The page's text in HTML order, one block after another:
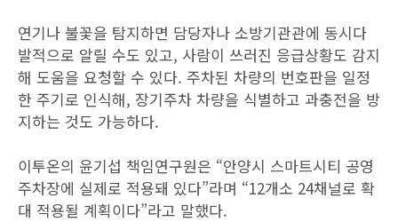
연기나 불꽃을 탐지하면 담당자나 소방기관관에 동시다
발적으로 알릴 수도 있고, 사람이 쓰러진 응급상황도 감지
해 도움을 요청할 수 있다. 주차된 차량의 번호판을 일정
한 주기로 인식해, 장기주차 차량을 식별하고 과충전을 방
지하는 것도 가능하다.
이투온의 윤기섭 책임연구원은 “안양시 스마트시티 공영
주차장에 실제로 적용돼 있다”라며 “12개소 24채널로 확
대 적용될 계획이다”라고 말했다.